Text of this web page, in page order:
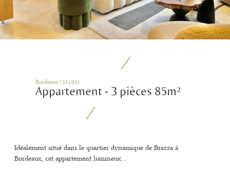
Bordeaux (33100)
Appartement - 3 pièces 85m²
Idéalement situé dans le quartier dynamique de Brazza à
Bordeaux, cet appartement lumineux...